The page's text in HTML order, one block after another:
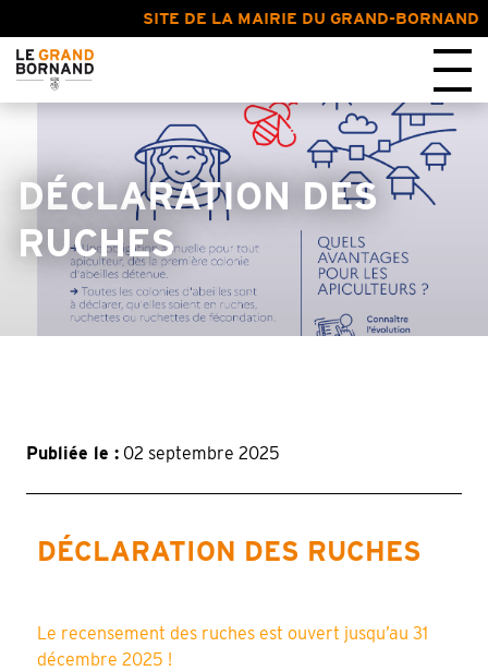
SITE DE LA MAIRIE DU GRAND-BORNAND
DÉCLARATION DES
RUCHES
Publiée le : 02 septembre 2025
DÉCLARATION DES RUCHES
Le recensement des ruches est ouvert jusqu’au 31
décembre 2025 !